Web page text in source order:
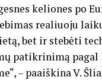
keliones po
realiuoju
bet ir stebėti
patikrinimą pagal
– paaiškina V.